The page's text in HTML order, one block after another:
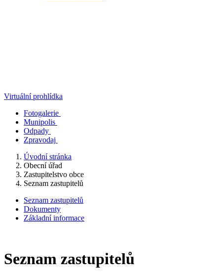
Virtuální prohlídka
Fotogalerie
Munipolis
Odpady
Zpravodaj
Úvodní stránka
Obecní úřad
Zastupitelstvo obce
Seznam zastupitelů
Seznam zastupitelů
Dokumenty
Základní informace
Seznam zastupitelů